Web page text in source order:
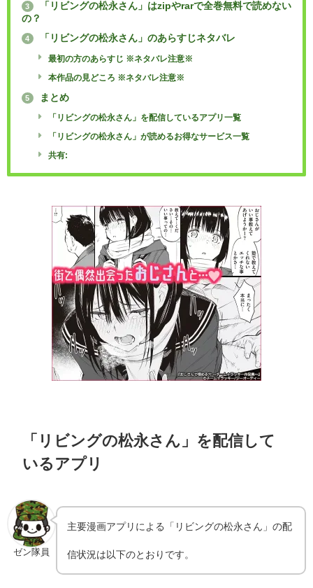
3
「リビングの松永さん」はzipやrarで全巻無料で読めない
の？
4 「リビングの松永さん」のあらすじネタバレ
最初の方のあらすじ ※ネタバレ注意※
本作品の見どころ ※ネタバレ注意※
5 まとめ
「リビングの松永さん」を配信しているアプリ一覧
「リビングの松永さん」が読めるお得なサービス一覧
共有:
「リビングの松永さん」を配信して
いるアプリ
ゼン隊員
主要漫画アプリによる「リビングの松永さん」の配
信状況は以下のとおりです。